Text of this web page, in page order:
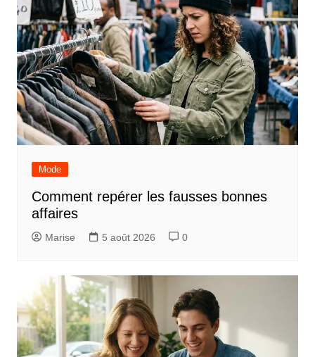
Mode
Comment repérer les fausses bonnes
affaires
Marise 5 août 2026 0